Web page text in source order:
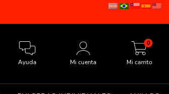
Ayuda Mi cuenta Mi carrito
0